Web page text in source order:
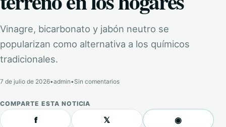
Vinagre, bicarbonato y jabón neutro se
popularizan como alternativa a los químicos
tradicionales.
7 de julio de 2026•admin•Sin comentarios
COMPARTE ESTA NOTICIA
f 𝕏 ◉